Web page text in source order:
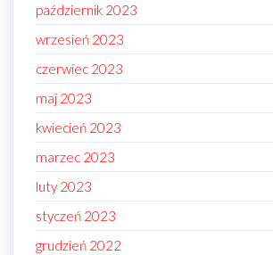
październik 2023
wrzesień 2023
czerwiec 2023
maj 2023
kwiecień 2023
marzec 2023
luty 2023
styczeń 2023
grudzień 2022